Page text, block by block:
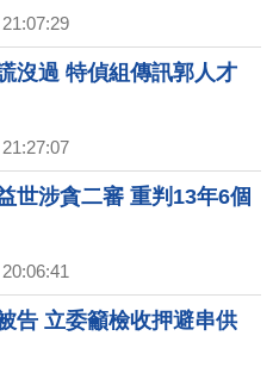
沒過 特偵組傳訊郭人才
世涉貪二審 重判13年6個
告 立委籲檢收押避串供